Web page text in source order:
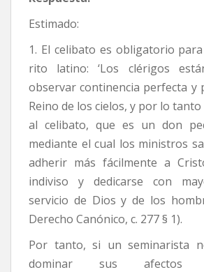
Estimado:
1. El celibato es obligatorio
rito latino: ‘Los clérigos
observar continencia perfecta y
Reino de los cielos, y por lo
al celibato, que es un don
mediante el cual los ministros
adherir más fácilmente a
indiviso y dedicarse con
servicio de Dios y de los
Derecho Canónico, c. 277 § 1).
Por tanto, si un seminarista
dominar sus afectos